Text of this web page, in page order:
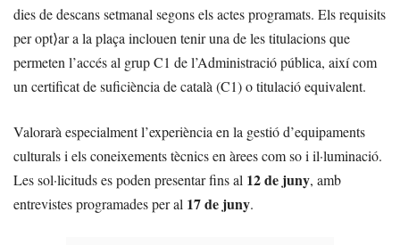
dies de descans setmanal segons els actes programats. Els requisits
per opt⟩ar a la plaça inclouen tenir una de les titulacions que
permeten l’accés al grup C1 de l’Administració pública, així com
un certificat de suficiència de català (C1) o titulació equivalent.
Valorarà especialment l’experiència en la gestió d’equipaments
culturals i els coneixements tècnics en àrees com so i il·luminació.
Les sol·licituds es poden presentar fins al 12 de juny, amb
entrevistes programades per al 17 de juny.